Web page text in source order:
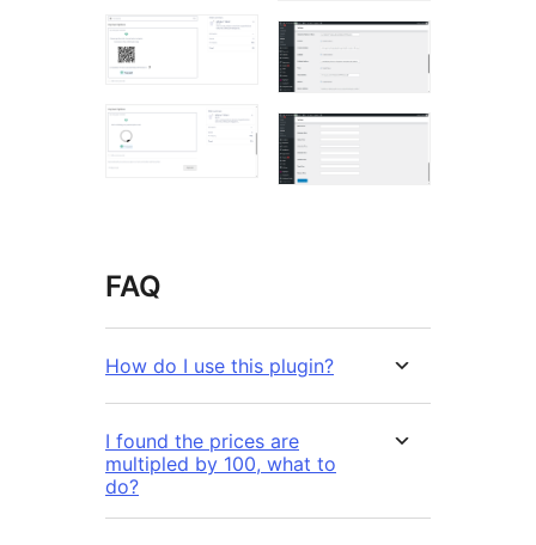
FAQ
How do I use this plugin?
I found the prices are
multipled by 100, what to
do?